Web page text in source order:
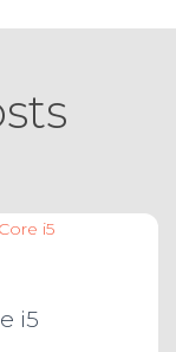
i5